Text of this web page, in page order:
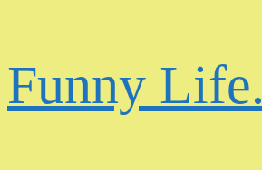
содержимому
Funny Life.